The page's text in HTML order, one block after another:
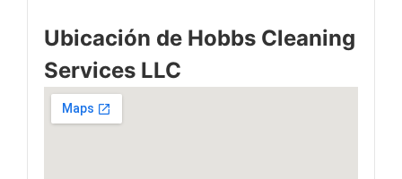
Ubicación de Hobbs Cleaning
Services LLC